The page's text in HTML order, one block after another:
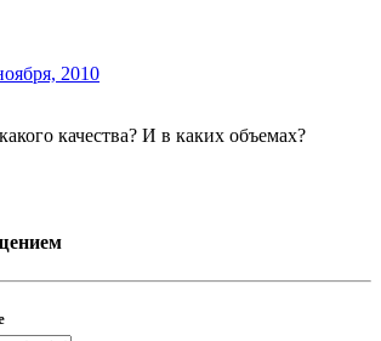
2010
качества? И в каких объемах?